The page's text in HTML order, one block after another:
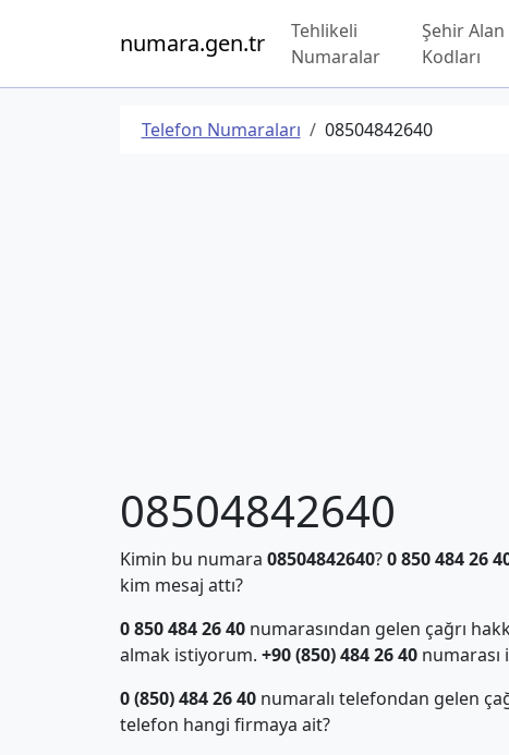
numara.gen.tr
Tehlikeli
Numaralar
Şehir Alan
Kodları
Telefon Numaraları 08504842640
08504842640
Kimin bu numara 08504842640?0 850 484 26
kim mesaj attı?
0 850 484 26 40numarasından gelen çağrı
almak istiyorum. +90 (850) 484 26 40numarası
0 (850) 484 26 40numaralı telefondan gelen
telefon hangi firmaya ait?